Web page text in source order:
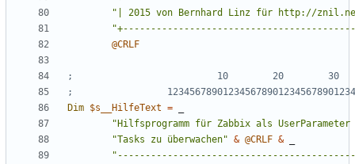
"| 2015 von Bernhard Linz für http://
@CRLF
Dim $s__HilfeText =
"Hilfsprogramm für Zabbix als
"Tasks zu überwachen" & @CRLF &